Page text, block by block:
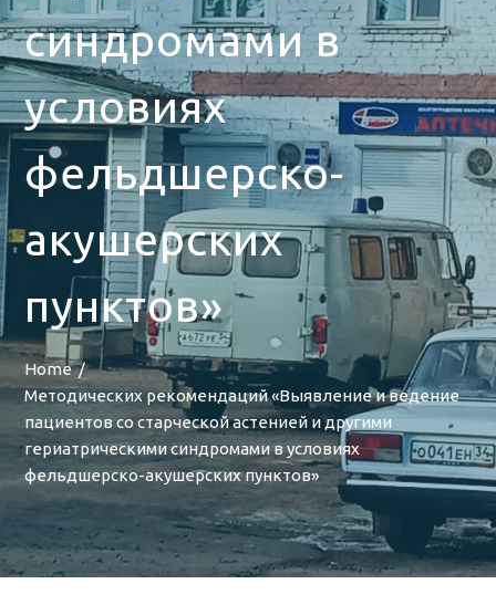
синдромами в
условиях
фельдшерско-
акушерских
пунктов»
Home
Методических рекомендаций «Выявление и ведение
пациентов со старческой астенией и другими
гериатрическими синдромами в условиях
фельдшерско-акушерских пунктов»